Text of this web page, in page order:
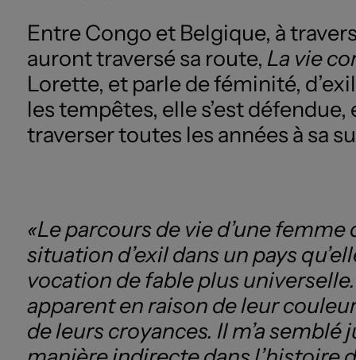
Entre Congo et Belgique, à
auront traversé sa route, La vie
Lorette, et parle de féminité,
les tempêtes, elle s’est
traverser toutes les années à sa
«Le parcours de vie d’une
situation d’exil dans un pays
vocation de fable plus
apparent en raison de leur
de leurs croyances. Il m’a